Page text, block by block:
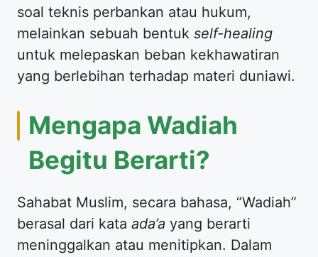
soal teknis perbankan atau hukum,
melainkan sebuah bentuk self-healing
untuk melepaskan beban kekhawatiran
yang berlebihan terhadap materi duniawi.
​Mengapa Wadiah
Begitu Berarti?
​Sahabat Muslim, secara bahasa, “Wadiah”
berasal dari kata ada’a yang berarti
meninggalkan atau menitipkan. Dalam